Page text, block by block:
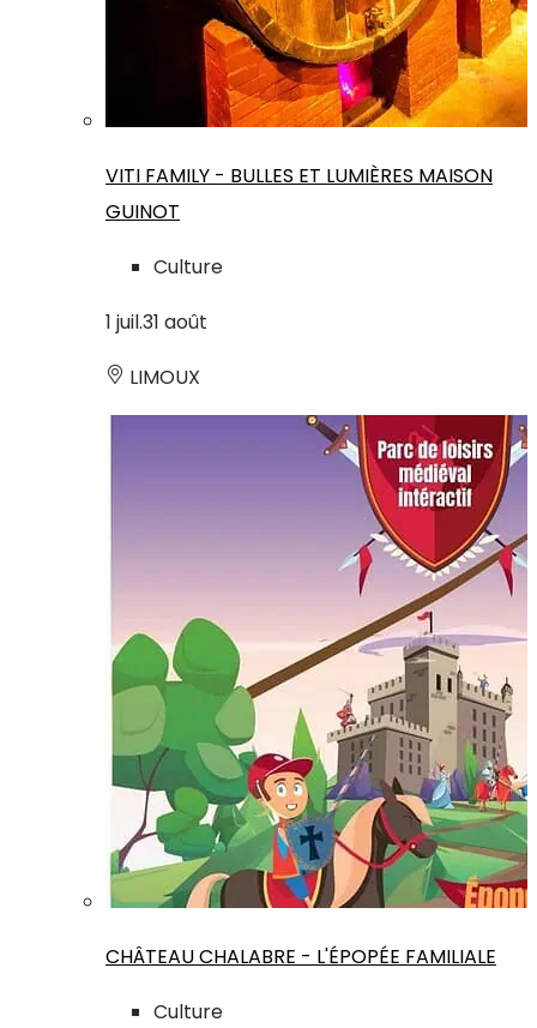
VITI FAMILY - BULLES ET LUMIÈRES MAISON
GUINOT
Culture
1 juil.31 août
LIMOUX
CHÂTEAU CHALABRE - L'ÉPOPÉE FAMILIALE
Culture